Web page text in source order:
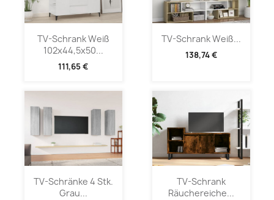
TV-Schrank Weiß
102x44,5x50...
111,65 €
TV-Schrank Weiß...
138,74 €
TV-Schränke 4 Stk.
Grau...
TV-Schrank
Räuchereiche...